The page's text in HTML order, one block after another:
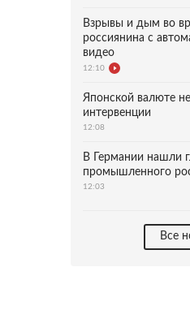
Взрывы и дым во
россиянина с
видео
12:10
Японской валюте
интервенции
12:08
В Германии нашли
промышленного
12:03
Все